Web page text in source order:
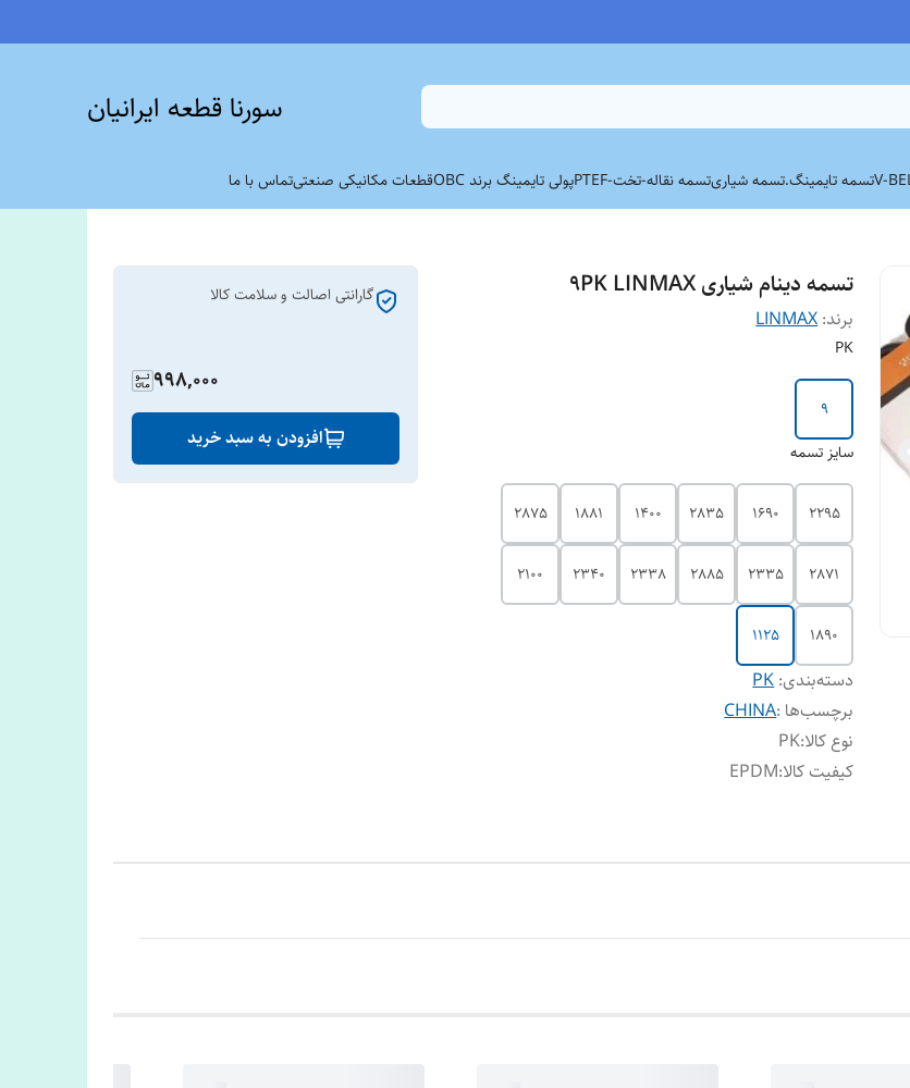
سورنا قطعه ایرانیان
تسمه تایمینگ.تسمه شیاریتسمه نقاله-تخت-PTEF پولی تایمینگ برند OBC قطعات مکانیکی صنعتیتماس با ما
تسمه دینام شیاری 9PK LINMAX
برند:LINMAX
PK
9
سایز تسمه
2295
1690
2835
1400
1881
2875
2871
2335
2885
2338
2340
2100
1890
1125
دسته‌بندی:
PK
برچسب‌ها :CHINA
نوع کالا:
PK
کیفیت کالا:
EPDM
گارانتی اصالت و سلامت کالا
998,000
افزودن به سبد خرید